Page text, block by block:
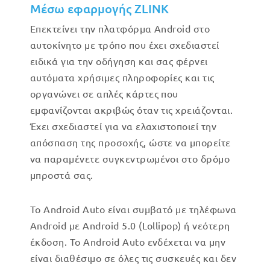
Μέσω εφαρμογής ZLINK
Επεκτείνει την πλατφόρμα Android στο
αυτοκίνητο με τρόπο που έχει σχεδιαστεί
ειδικά για την οδήγηση και σας φέρνει
αυτόματα χρήσιμες πληροφορίες και τις
οργανώνει σε απλές κάρτες που
εμφανίζονται ακριβώς όταν τις χρειάζονται.
Έχει σχεδιαστεί για να ελαχιστοποιεί την
απόσπαση της προσοχής, ώστε να μπορείτε
να παραμένετε συγκεντρωμένοι στο δρόμο
μπροστά σας.
Το Android Auto είναι συμβατό με τηλέφωνα
Android με Android 5.0 (Lollipop) ή νεότερη
έκδοση. Το Android Auto ενδέχεται να μην
είναι διαθέσιμο σε όλες τις συσκευές και δεν